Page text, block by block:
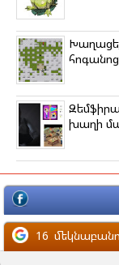
խաղի
մեկնաբանություն
16